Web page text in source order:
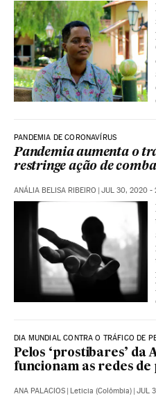
PANDEMIA DE CORONAVÍRUS
Pandemia aumenta o
restringe ação de
ANÁLIA BELISA RIBEIRO JUL 30, 2020 -
DIA MUNDIAL CONTRA O TRÁFICO DE
Pelos ‘prostibares’ da
funcionam as redes
ANA PALACIOS Leticia (Colômbia) JUL